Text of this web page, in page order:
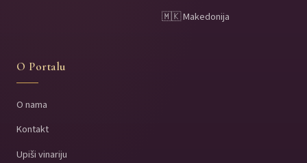
🇲🇰 Makedonija
O Portalu
O nama
Kontakt
Upiši vinariju